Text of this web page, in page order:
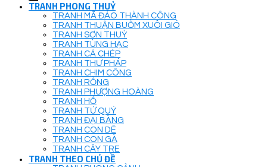
TRANH PHONG THUỶ
TRANH MÃ ĐÁO THÀNH CÔNG
TRANH THUẬN BUỒM XUÔI GIÓ
TRANH SƠN THUỶ
TRANH TÙNG HẠC
TRANH CÁ CHÉP
TRANH THƯ PHÁP
TRANH CHIM CÔNG
TRANH RỒNG
TRANH PHƯỢNG HOÀNG
TRANH HỔ
TRANH TỨ QUÝ
TRANH ĐẠI BÀNG
TRANH CON DÊ
TRANH CON GÀ
TRANH CÂY TRE
TRANH THEO CHỦ ĐỀ